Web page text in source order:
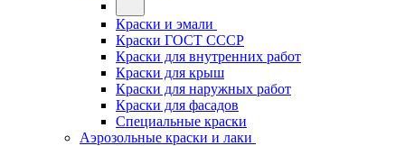
Краски и эмали
Краски ГОСТ СССР
Краски для внутренних работ
Краски для крыш
Краски для наружных работ
Краски для фасадов
Специальные краски
Аэрозольные краски и лаки